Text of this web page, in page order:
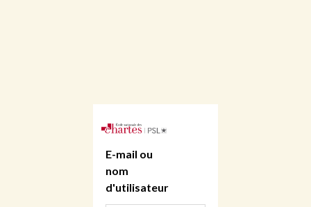
E-mail ou
nom
d'utilisateur